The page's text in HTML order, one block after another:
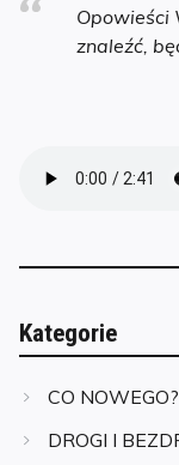
Opowieści
znaleźć,
Kategorie
CO NOWEGO?
DROGI I